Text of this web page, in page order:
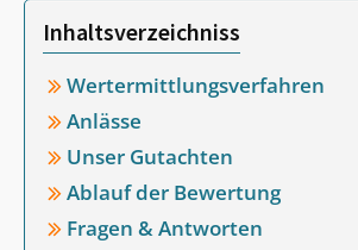
Inhaltsverzeichniss
Wertermittlungsverfahren
Anlässe
Unser Gutachten
Ablauf der Bewertung
Fragen & Antworten